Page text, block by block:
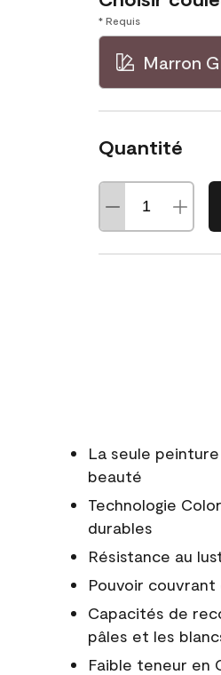
* Requis
Marron
Quantité
La seule
beauté
Technologie
durables
Résistance au
Pouvoir
Capacités de
pâles et les
Faible teneur en